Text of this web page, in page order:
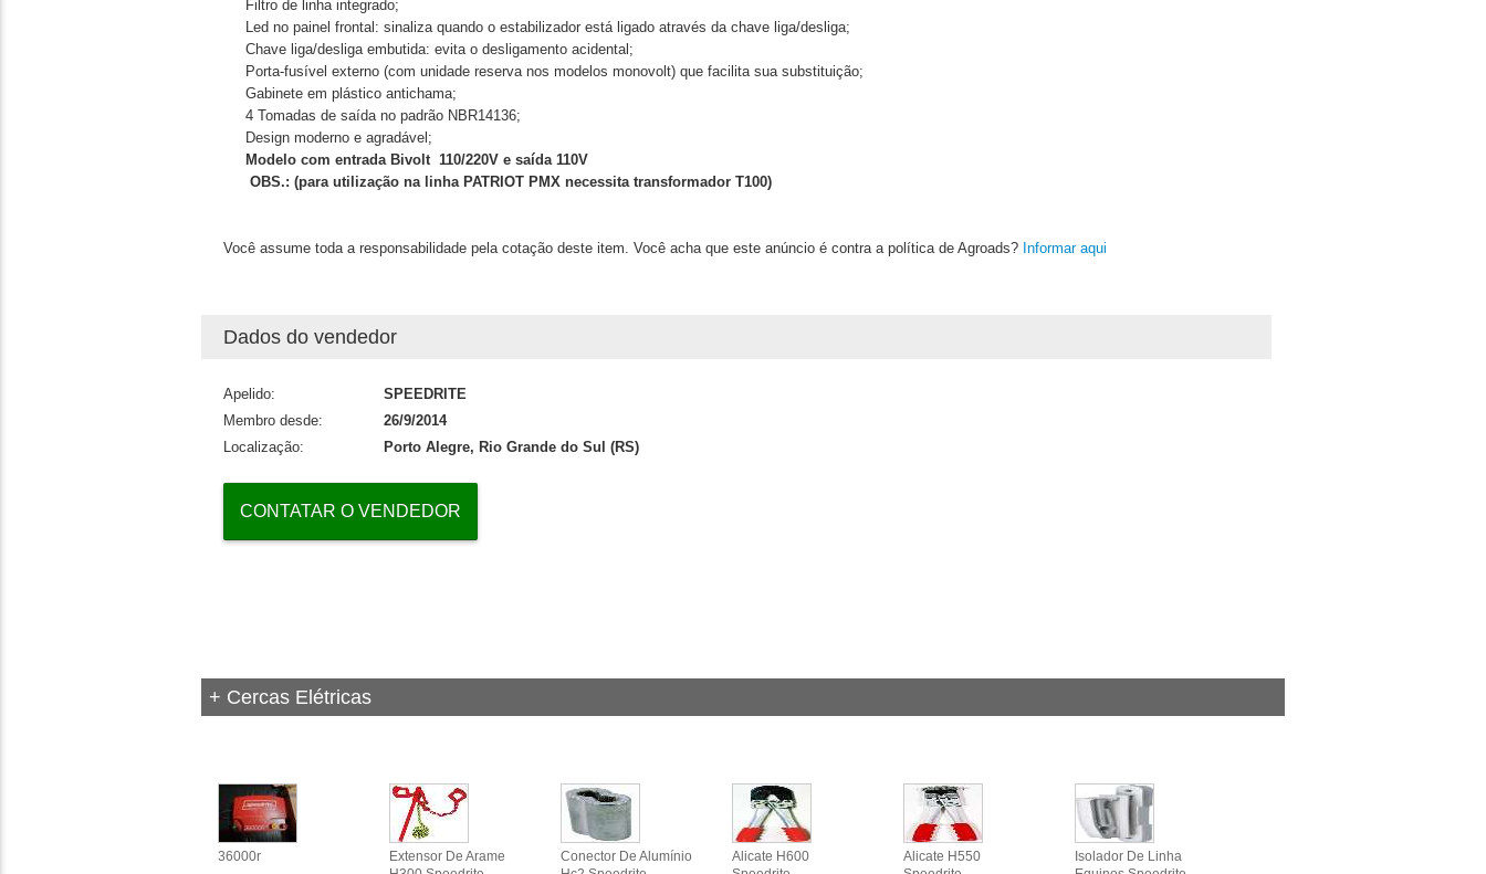
Filtro de linha integrado;
Led no painel frontal: sinaliza quando o estabilizador está ligado através da chave liga/desliga;
Chave liga/desliga embutida: evita o desligamento acidental;
Porta-fusível externo (com unidade reserva nos modelos monovolt) que facilita sua substituição;
Gabinete em plástico antichama;
4 Tomadas de saída no padrão NBR14136;
Design moderno e agradável;
Modelo com entrada Bivolt 110/220V e saída 110V
OBS.: (para utilização na linha PATRIOT PMX necessita transformador T100)
Você assume toda a responsabilidade pela cotação deste item. Você acha que este anúncio é contra a política de Agroads? Informar aqui
Dados do vendedor
Apelido:
SPEEDRITE
Membro desde:
26/9/2014
Localização:
Porto Alegre, Rio Grande do Sul (RS)
CONTATAR O VENDEDOR
+ Cercas Elétricas
36000r
Extensor De Arame
Conector De Alumínio
Alicate H600
Alicate H550
Isolador De Linha